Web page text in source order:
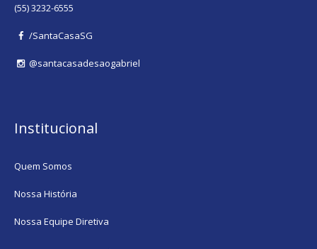
(55) 3232-6555
/SantaCasaSG
@santacasadesaogabriel
Institucional
Quem Somos
Nossa História
Nossa Equipe Diretiva